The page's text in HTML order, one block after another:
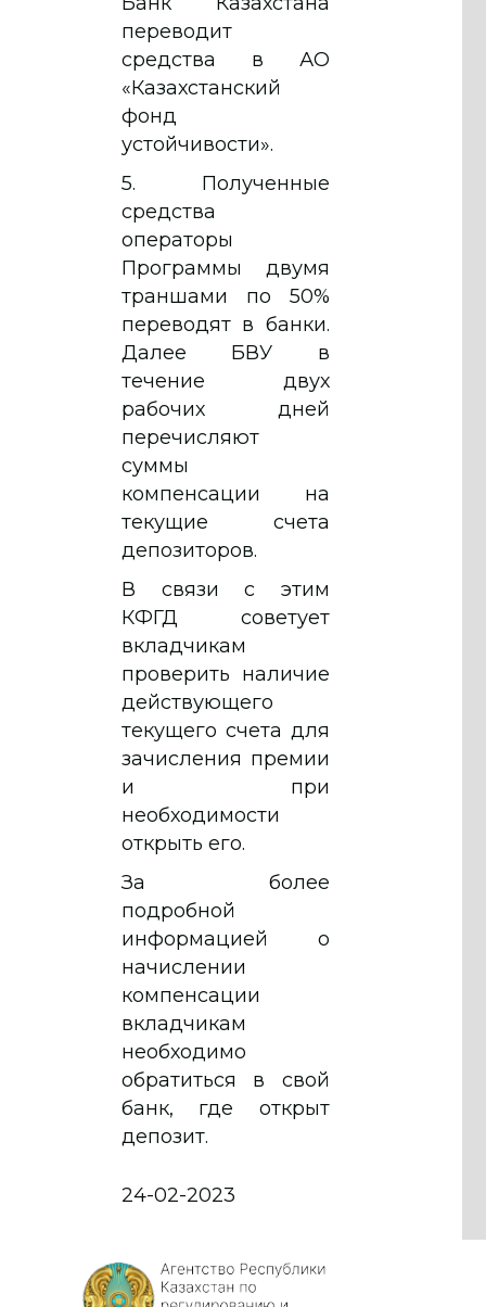
переводит
средства в АО
«Казахстанский
фонд
устойчивости».
5. Полученные
средства
операторы
Программы двумя
траншами по 50%
переводят в банки.
Далее БВУ в
течение двух
рабочих дней
перечисляют
суммы
компенсации на
текущие счета
депозиторов.
В связи с этим
КФГД советует
вкладчикам
проверить наличие
действующего
текущего счета для
зачисления премии
и при
необходимости
открыть его.
За более
подробной
информацией о
начислении
компенсации
вкладчикам
необходимо
обратиться в свой
банк, где открыт
депозит.
24-02-2023